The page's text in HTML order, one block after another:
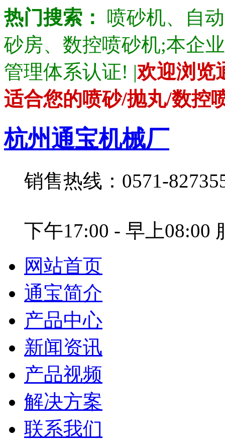
热门搜索：
喷砂机、自
砂房、数控喷砂机;本企
管理体系认证! |欢迎浏览
适合您的喷砂/抛丸/数控
杭州通宝机械厂
销售热线：0571-
下午17:00 - 早上08:00
网站首页
通宝简介
产品中心
新闻资讯
产品视频
解决方案
联系我们